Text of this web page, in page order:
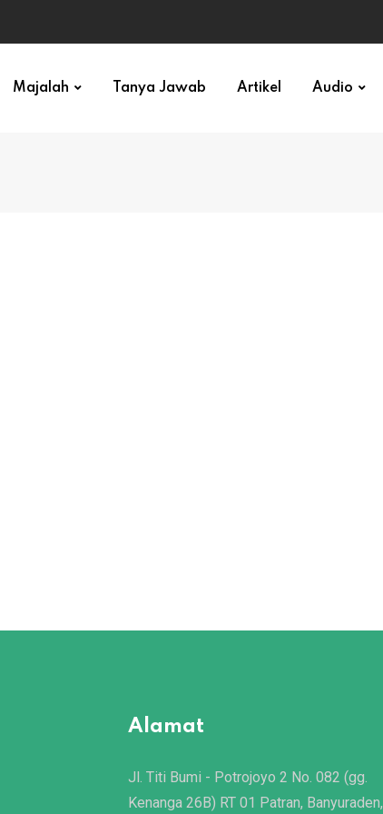
Majalah Tanya Jawab Artikel Audio
Alamat
Jl. Titi Bumi - Potrojoyo 2 No. 082 (gg.
Kenanga 26B) RT 01 Patran, Banyuraden,